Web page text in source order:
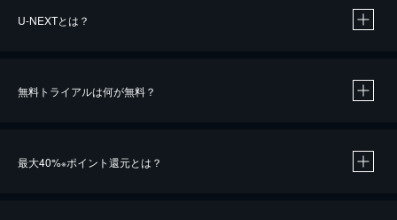
U-NEXTとは？
無料トライアルは何が無料？
最大40%※ポイント還元とは？